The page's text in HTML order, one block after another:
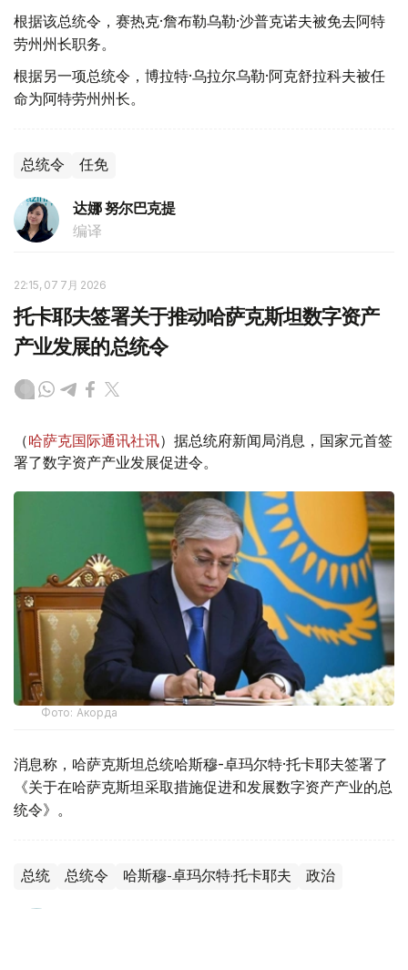
根据该总统令，赛热克·詹布勒乌勒·沙普克诺夫被免去阿特
劳州州长职务。
根据另一项总统令，博拉特·乌拉尔乌勒·阿克舒拉科夫被任
命为阿特劳州州长。
总统令 任免
达娜 努尔巴克提
编译
22:15, 07 7月 2026
托卡耶夫签署关于推动哈萨克斯坦数字资产
产业发展的总统令
（哈萨克国际通讯社讯）据总统府新闻局消息，国家元首签
署了数字资产产业发展促进令。
Фото: Акорда
消息称，哈萨克斯坦总统哈斯穆-卓玛尔特·托卡耶夫签署了
《关于在哈萨克斯坦采取措施促进和发展数字资产产业的总
统令》。
总统 总统令 哈斯穆-卓玛尔特·托卡耶夫 政治